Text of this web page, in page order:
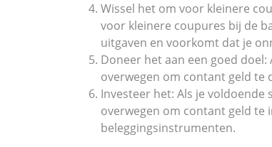
Wissel het om voor kleinere
voor kleinere coupures bij de
uitgaven en voorkomt dat je
Doneer het aan een goed
overwegen om contant geld te
Investeer het: Als je voldoende
overwegen om contant geld te
beleggingsinstrumenten.